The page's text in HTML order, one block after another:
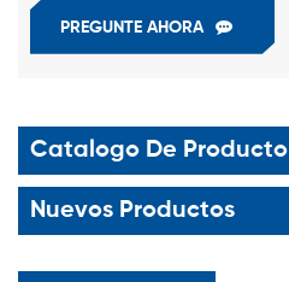
PREGUNTE AHORA
Catalogo De Producto
Nuevos Productos